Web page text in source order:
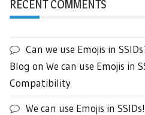
RECENT COMMENTS
Can we use Emojis in
Blog on We can use Emojis in
Compatibility
We can use Emojis in